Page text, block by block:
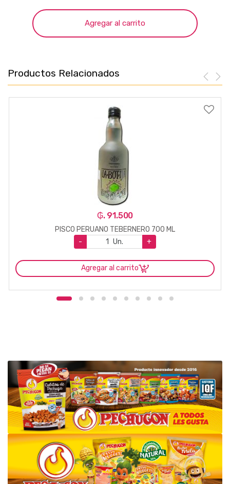
Agregar al carrito
Productos Relacionados
₲. 91.500
PISCO PERUANO TEBERNERO 700 ML
-
Un. +
Agregar al carrito